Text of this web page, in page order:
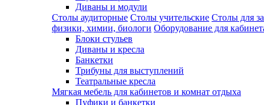
Диваны и модули
Столы аудиторные Столы учительские Столы для
физики, химии, биологи Оборудование для
Блоки стульев
Диваны и кресла
Банкетки
Трибуны для выступлений
Театральные кресла
Мягкая мебель для кабинетов и комнат отдыха
Пуфики и банкетки